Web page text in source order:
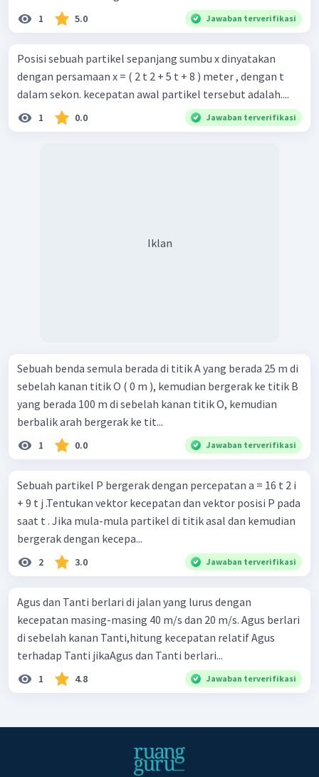
1 5.0 Jawaban terverifikasi
Posisi sebuah partikel sepanjang sumbu x dinyatakan
dengan persamaan x = ( 2 t 2 + 5 t + 8 ) meter , dengan t
dalam sekon. kecepatan awal partikel tersebut adalah....
1 0.0 Jawaban terverifikasi
Iklan
Sebuah benda semula berada di titik A yang berada 25 m di
sebelah kanan titik O ( 0 m ), kemudian bergerak ke titik B
yang berada 100 m di sebelah kanan titik O, kemudian
berbalik arah bergerak ke tit...
1 0.0 Jawaban terverifikasi
Sebuah partikel P bergerak dengan percepatan a = 16 t 2 i
+ 9 t j .Tentukan vektor kecepatan dan vektor posisi P pada
saat t . Jika mula-mula partikel di titik asal dan kemudian
bergerak dengan kecepa...
2 3.0 Jawaban terverifikasi
Agus dan Tanti berlari di jalan yang lurus dengan
kecepatan masing-masing 40 m/s dan 20 m/s. Agus berlari
di sebelah kanan Tanti,hitung kecepatan relatif Agus
terhadap Tanti jikaAgus dan Tanti berlari...
1 4.8 Jawaban terverifikasi